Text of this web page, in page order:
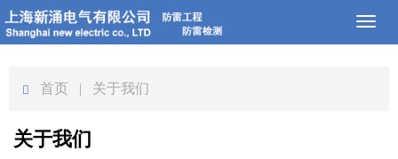
首页 | 关于我们
关于我们